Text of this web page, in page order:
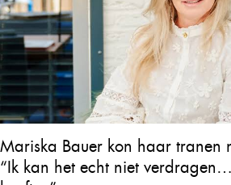
Mariska Bauer kon haar tranen
“Ik kan het echt niet